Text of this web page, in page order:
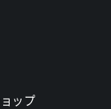
ップ